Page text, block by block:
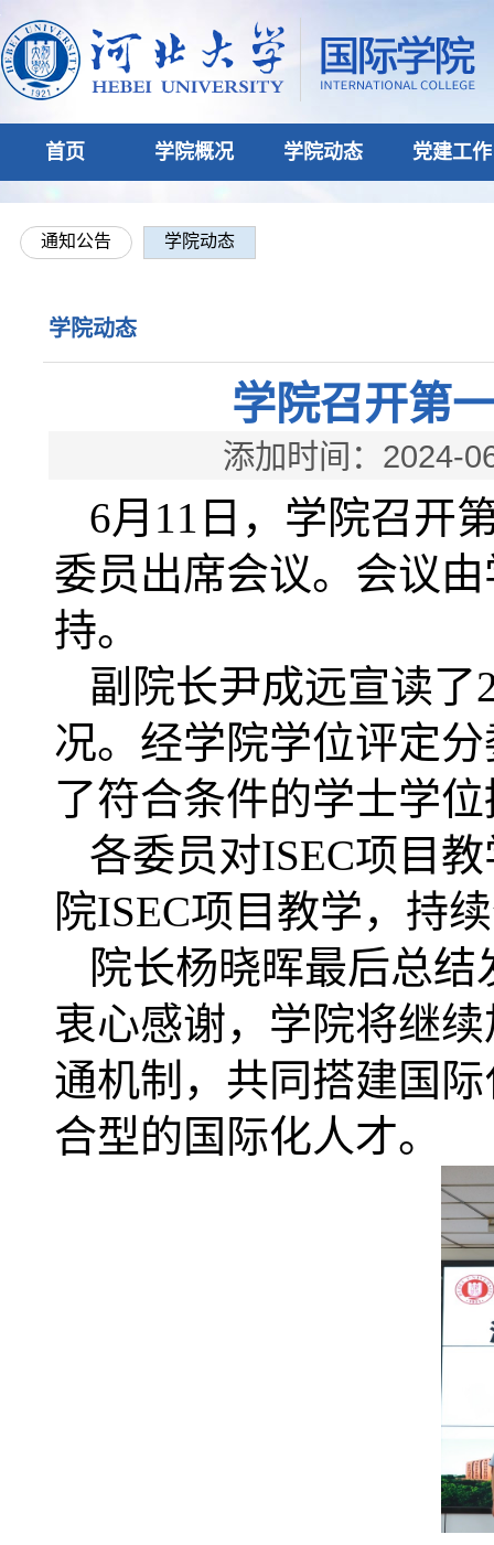
首页 学院概况 学院动态 党建工作
通知公告 学院动态
学院动态
学院召开第
添加时间：2024-
6月11日，学院召开
委员出席会议。会议
持。
副院长尹成远宣读了
况。经学院学位评定
了符合条件的学士学
各委员对ISEC项目
院ISEC项目教学，持
院长杨晓晖最后总
衷心感谢，学院将继
通机制，共同搭建国
合型的国际化人才。